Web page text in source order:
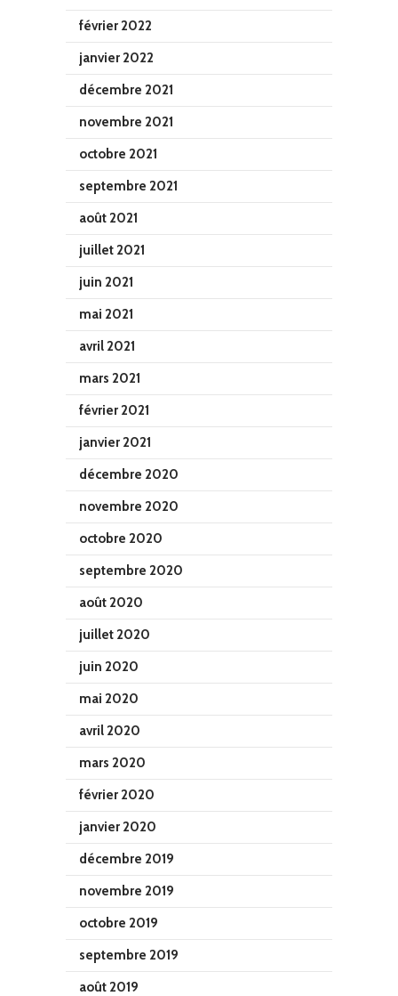
février 2022
janvier 2022
décembre 2021
novembre 2021
octobre 2021
septembre 2021
août 2021
juillet 2021
juin 2021
mai 2021
avril 2021
mars 2021
février 2021
janvier 2021
décembre 2020
novembre 2020
octobre 2020
septembre 2020
août 2020
juillet 2020
juin 2020
mai 2020
avril 2020
mars 2020
février 2020
janvier 2020
décembre 2019
novembre 2019
octobre 2019
septembre 2019
août 2019